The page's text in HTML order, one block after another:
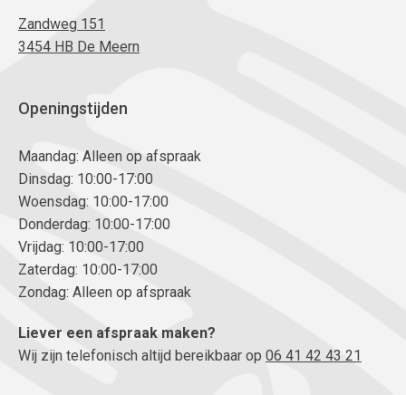
Zandweg 151
3454 HB De Meern
Openingstijden
Maandag: Alleen op afspraak
Dinsdag: 10:00-17:00
Woensdag: 10:00-17:00
Donderdag: 10:00-17:00
Vrijdag: 10:00-17:00
Zaterdag: 10:00-17:00
Zondag: Alleen op afspraak
Liever een afspraak maken?
Wij zijn telefonisch altijd bereikbaar op 06 41 42 43 21